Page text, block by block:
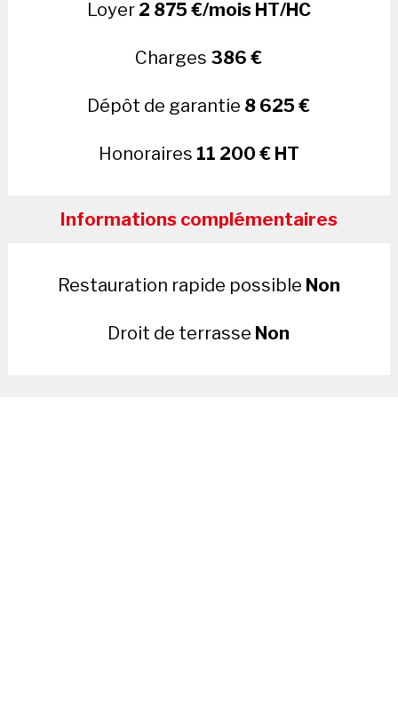
Loyer 2 875 €/mois HT/HC
Charges 386 €
Dépôt de garantie 8 625 €
Honoraires 11 200 € HT
Informations complémentaires
Restauration rapide possible Non
Droit de terrasse Non